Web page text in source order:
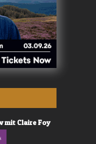
mit Claire Foy